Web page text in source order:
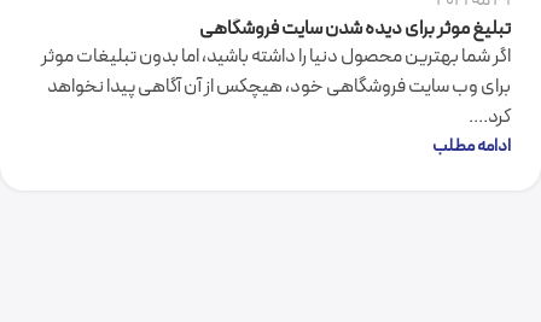
تبلیغ موثر برای دیده شدن سایت فروشگاهی
اگر شما بهترین محصول دنیا را داشته باشید، اما بدون تبلیغات موثر
برای وب سایت فروشگاهی خود، هیچکس از آن آگاهی پیدا نخواهد
کرد....
ادامه مطلب